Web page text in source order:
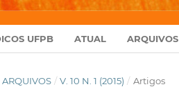
UFPB ATUAL ARQUIVOS
ARQUIVOS / V. 10 N. 1 (2015) / Artigos